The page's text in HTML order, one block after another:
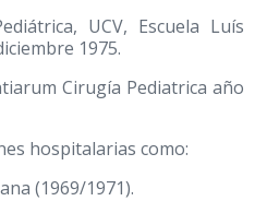
UCV, Escuela Luís
1975.
Cirugía Pediatrica año
hospitalarias como:
(1969/1971).